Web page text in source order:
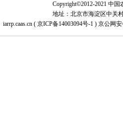
Copyright©2012-2021 中
地址：北京市海淀区中关
iarrp.caas.cn ( 京ICP备14003094号-1 ) 京公网